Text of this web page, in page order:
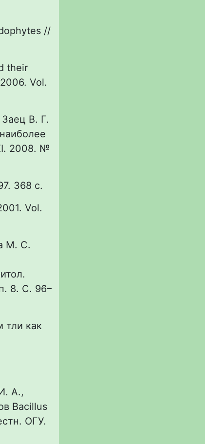
//
their
Vol.
В. Г.
2008. №
368 с.
Vol.
М. С.
8. С. 96–
как
А.,
Bacillus
ОГУ.